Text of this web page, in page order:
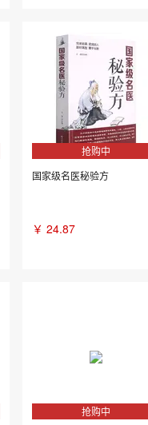
抢购中
国家级名医秘验方
￥ 24.87
抢购中